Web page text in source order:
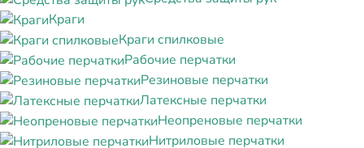
Краги
Краги спилковые
Рабочие перчатки
Резиновые перчатки
Латексные перчатки
Неопреновые перчатки
Нитриловые перчатки